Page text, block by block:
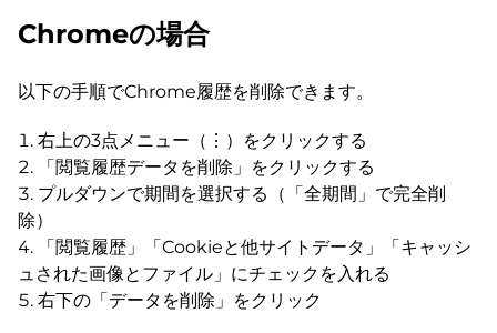
Chromeの場合
以下の手順でChrome履歴を削除できます。
右上の3点メニュー（⋮）をクリックする
「閲覧履歴データを削除」をクリックする
プルダウンで期間を選択する（「全期間」で完全削
除）
「閲覧履歴」「Cookieと他サイトデータ」「キャッシ
ュされた画像とファイル」にチェックを入れる
右下の「データを削除」をクリック